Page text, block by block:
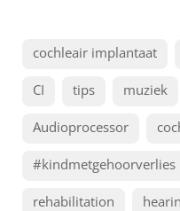
cochleair implantaat
CI tips muziek
Audioprocessor
#kindmetgehoorverlies
rehabilitation